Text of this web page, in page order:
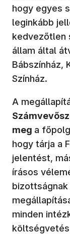
hogy egyes
leginkább
kedvezőtlen
állam által
Bábszínház,
Színház.
A
meg a
hogy tárja a
jelentést,
írásos
minden